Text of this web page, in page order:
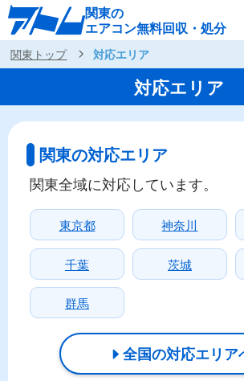
関東の
エアコン無料回収・処分
サービスの特徴 回
よくあるご質問
関東各地へ無料出
最短即日 お急ぎの方はこ
050-5482-
受付：24時間年中無休（通話
LINEやメールでカンタン
関東トップ 対応エリア
対応エリア
関東の対応エリア
関東全域に対応しています。
東京都 神奈川
千葉 茨城
群馬
全国の対応エリア